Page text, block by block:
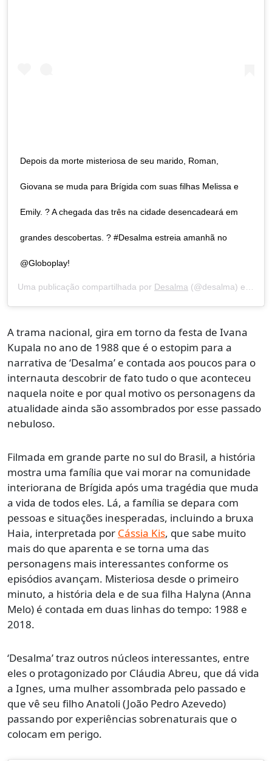
Depois da morte misteriosa de seu marido, Roman,
Giovana se muda para Brígida com suas filhas Melissa e
Emily. ? A chegada das três na cidade desencadeará em
grandes descobertas. ? #Desalma estreia amanhã no
@Globoplay!
Uma publicação compartilhada por Desalma (@desalma) em
A trama nacional, gira em torno da festa de Ivana
Kupala no ano de 1988 que é o estopim para a
narrativa de ‘Desalma’ e contada aos poucos para o
internauta descobrir de fato tudo o que aconteceu
naquela noite e por qual motivo os personagens da
atualidade ainda são assombrados por esse passado
nebuloso.
Filmada em grande parte no sul do Brasil, a história
mostra uma família que vai morar na comunidade
interiorana de Brígida após uma tragédia que muda
a vida de todos eles. Lá, a família se depara com
pessoas e situações inesperadas, incluindo a bruxa
Haia, interpretada por Cássia Kis, que sabe muito
mais do que aparenta e se torna uma das
personagens mais interessantes conforme os
episódios avançam. Misteriosa desde o primeiro
minuto, a história dela e de sua filha Halyna (Anna
Melo) é contada em duas linhas do tempo: 1988 e
2018.
‘Desalma’ traz outros núcleos interessantes, entre
eles o protagonizado por Cláudia Abreu, que dá vida
a Ignes, uma mulher assombrada pelo passado e
que vê seu filho Anatoli (João Pedro Azevedo)
passando por experiências sobrenaturais que o
colocam em perigo.